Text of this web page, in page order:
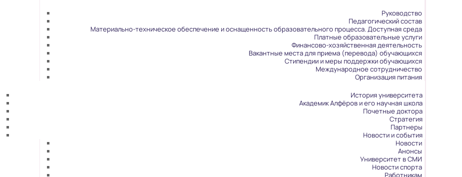
Руководство
Педагогический состав
Материально-техническое обеспечение и оснащенность образовательного процесса. Доступная среда
Платные образовательные услуги
Финансово-хозяйственная деятельность
Вакантные места для приема (перевода) обучающихся
Стипендии и меры поддержки обучающихся
Международное сотрудничество
Организация питания
История университета
Академик Алфёров и его научная школа
Почетные доктора
Стратегия
Партнеры
Новости и события
Новости
Анонсы
Университет в СМИ
Новости спорта
Работникам